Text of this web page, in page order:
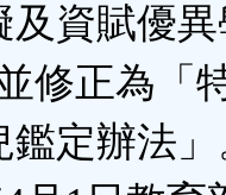
及資賦優
修正為「
鑑定辦法